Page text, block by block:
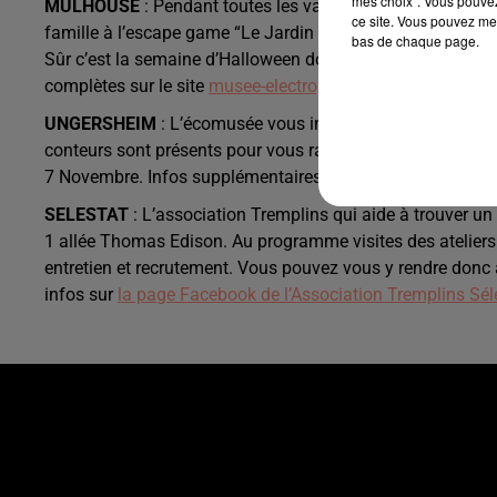
MULHOUSE : Pendant toutes les vacances de la
famille à l’escape game “Le Jardin des énergies”. Vous
Sûr c’est la semaine d’Halloween donc préparez vous à
complètes sur le site musee-electropolis.fr
UNGERSHEIM : L’écomusée vous invite à découvrir le
conteurs sont présents pour vous raconter des légendes,
7 Novembre. Infos supplémentaires sur
SELESTAT : L’association Tremplins qui aide à trouver
1 allée Thomas Edison. Au programme visites des
entretien et recrutement. Vous pouvez vous y rendre
infos sur la page Facebook de l’Association Tremplins
ce site. Vous pouvez
bas de chaque page.